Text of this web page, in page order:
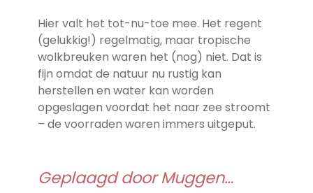
Hier valt het tot-nu-toe mee. Het regent
(gelukkig!) regelmatig, maar tropische
wolkbreuken waren het (nog) niet. Dat is
fijn omdat de natuur nu rustig kan
herstellen en water kan worden
opgeslagen voordat het naar zee stroomt
– de voorraden waren immers uitgeput.
Geplaagd door Muggen…